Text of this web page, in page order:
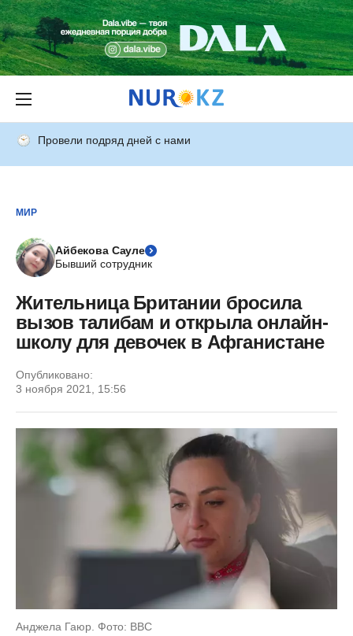
Провели подряд дней с нами
МИР
Айбекова Сауле
Бывший сотрудник
Жительница Британии бросила
вызов талибам и открыла онлайн-
школу для девочек в Афганистане
Опубликовано:
3 ноября 2021, 15:56
Анджела Гаюр. Фото: BBC